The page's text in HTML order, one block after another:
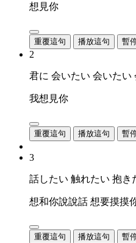
想見你
重覆這句 播放這句 暫
2
君に 会いたい 会いたい
我想見你
重覆這句 播放這句 暫
3
話したい 触れたい 抱き
想和你說說話 想要摸摸
重覆這句 播放這句 暫